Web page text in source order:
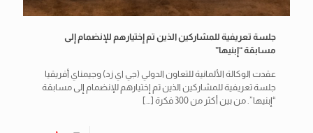
جلسة تعريفية للمشاركين الذين تم إختيارهم للإنضمام إلى
مسابقة “إبنيها”
عقدت الوكالة الألمانية للتعاون الدولي (جي اي زد) وجيمناي أفريقيا
جلسة تعريفية للمشاركين الذين تم إختيارهم للإنضمام إلى مسابقة
“إبنيها”. من بين أكثر من 300 فكرة
[…]